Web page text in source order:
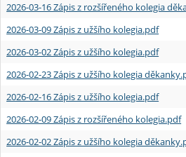
2026-03-16 Zápis z rozšířeného kolegia
2026-03-09 Zápis z užšího kolegia.pdf
2026-03-02 Zápis z užšího kolegia.pdf
2026-02-23 Zápis z užšího kolegia
2026-02-16 Zápis z užšího kolegia.pdf
2026-02-09 Zápis z rozšířeného kolegia.pdf
2026-02-02 Zápis z užšího kolegia